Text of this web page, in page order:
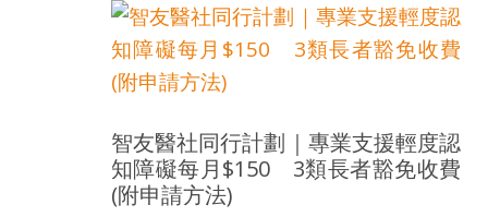
積
極
的
態
迎
接
豐
智友醫社同行計劃｜專業支援輕度認
知障礙每月$150 3類長者豁免收費
(附申請方法)